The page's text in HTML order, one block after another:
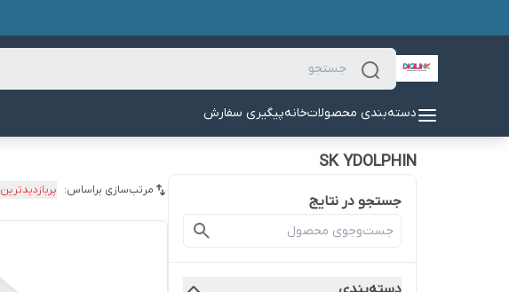
دسته‌بندی محصولاتخانهپیگیری سفارش
SK YDOLPHIN
جستجو در نتایج
مرتب‌سازی براساس: پربازدیدترین